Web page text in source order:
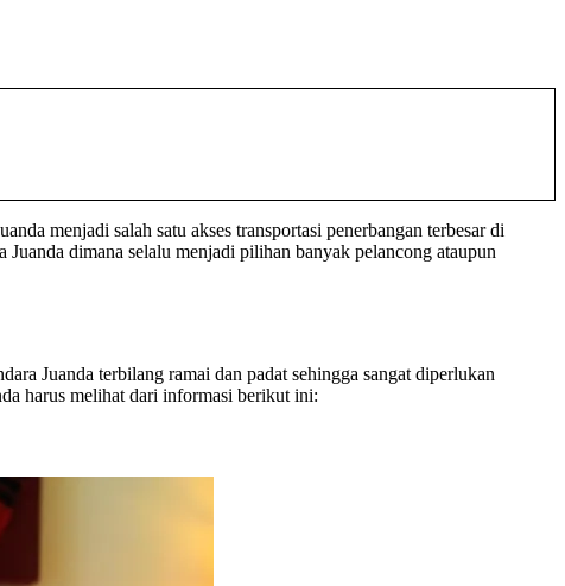
menjadi salah satu akses transportasi penerbangan terbesar di
dimana selalu menjadi pilihan banyak pelancong ataupun
Juanda terbilang ramai dan padat sehingga sangat diperlukan
harus melihat dari informasi berikut ini: